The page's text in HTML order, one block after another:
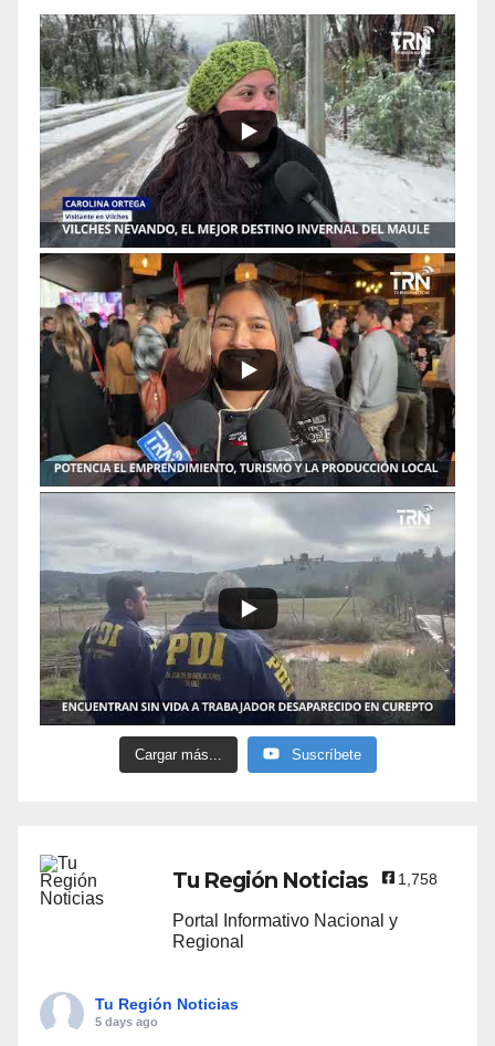
Cargar más... Suscríbete
Tu Región Noticias 1,758
Portal Informativo Nacional y
Regional
Tu Región Noticias
5 days ago